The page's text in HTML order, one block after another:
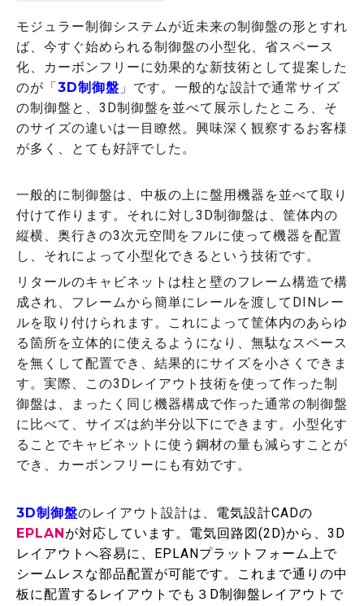
モジュラー制御システムが近未来の制御盤の形とすれ
ば、今すぐ始められる制御盤の小型化、省スペース
化、カーボンフリーに効果的な新技術として提案した
のが「 3D制御盤 」です。一般的な設計で通常サイズ
の制御盤と、3D制御盤を並べて展示したところ、そ
のサイズの違いは一目瞭然。興味深く観察するお客様
が多く、とても好評でした。
一般的に制御盤は、中板の上に盤用機器を並べて取り
付けて作ります。それに対し3D制御盤は、筐体内の
縦横、奥行きの3次元空間をフルに使って機器を配置
し、それによって小型化できるという技術です。
リタールのキャビネットは柱と壁のフレーム構造で構
成され、フレームから簡単にレールを渡してDINレー
ルを取り付けられます。これによって筐体内のあらゆ
る箇所を立体的に使えるようになり、無駄なスペース
を無くして配置でき、結果的にサイズを小さくできま
す。実際、この3Dレイアウト技術を使って作った制
御盤は、まったく同じ機器構成で作った通常の制御盤
に比べて、サイズは約半分以下にできます。小型化す
ることでキャビネットに使う鋼材の量も減らすことが
でき、カーボンフリーにも有効です。
3D制御盤のレイアウト設計は、 電気設計CADの
EPLAN が対応しています。電気回路図(2D)から、3D
レイアウトへ容易に、EPLANプラットフォーム上で
シームレスな部品配置が可能です。これまで通りの中
板に配置するレイアウトでも３D制御盤レイアウトで